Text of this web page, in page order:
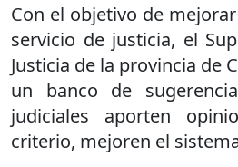
Con el objetivo de
servicio de justicia, el
Justicia de la provincia de
un banco de
judiciales aporten
criterio, mejoren el